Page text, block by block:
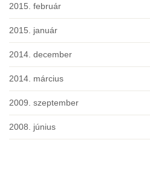
2015. február
2015. január
2014. december
2014. március
2009. szeptember
2008. június